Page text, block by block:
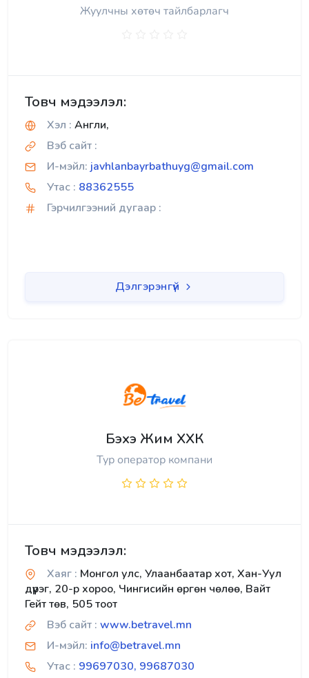
Жуулчны хөтөч тайлбарлагч
Товч мэдээлэл:
Хэл : Англи,
Вэб сайт :
И-мэйл: javhlanbayrbathuyg@gmail.com
Утас : 88362555
Гэрчилгээний дугаар :
Дэлгэрэнгүй
Бэхэ Жим ХХК
Тур оператор компани
Товч мэдээлэл:
Хаяг : Монгол улс, Улаанбаатар хот, Хан-Уул
дүүрэг, 20-р хороо, Чингисийн өргөн чөлөө, Вайт
Гейт төв, 505 тоот
Вэб сайт : www.betravel.mn
И-мэйл: info@betravel.mn
Утас : 99697030, 99687030